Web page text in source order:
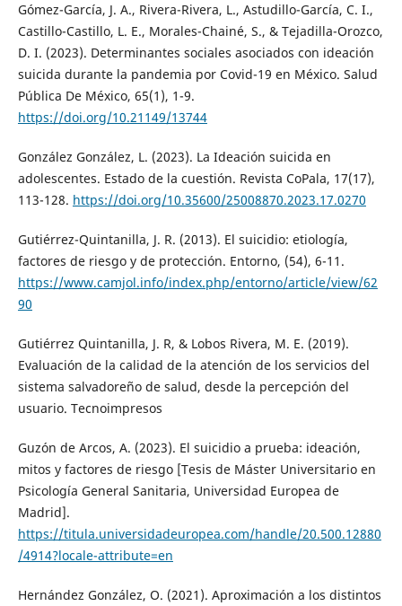
Gómez-García, J. A., Rivera-Rivera, L., Astudillo-García, C. I.,
Castillo-Castillo, L. E., Morales-Chainé, S., & Tejadilla-Orozco,
D. I. (2023). Determinantes sociales asociados con ideación
suicida durante la pandemia por Covid-19 en México. Salud
Pública De México, 65(1), 1-9.
https://doi.org/10.21149/13744
González González, L. (2023). La Ideación suicida en
adolescentes. Estado de la cuestión. Revista CoPala, 17(17),
113-128. https://doi.org/10.35600/25008870.2023.17.0270
Gutiérrez-Quintanilla, J. R. (2013). El suicidio: etiología,
factores de riesgo y de protección. Entorno, (54), 6-11.
https://www.camjol.info/index.php/entorno/article/view/62
90
Gutiérrez Quintanilla, J. R, & Lobos Rivera, M. E. (2019).
Evaluación de la calidad de la atención de los servicios del
sistema salvadoreño de salud, desde la percepción del
usuario. Tecnoimpresos
Guzón de Arcos, A. (2023). El suicidio a prueba: ideación,
mitos y factores de riesgo [Tesis de Máster Universitario en
Psicología General Sanitaria, Universidad Europea de
Madrid].
https://titula.universidadeuropea.com/handle/20.500.12880
/4914?locale-attribute=en
Hernández González, O. (2021). Aproximación a los distintos